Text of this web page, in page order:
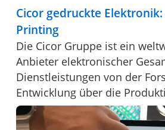
Cicor gedruckte
Printing
Die Cicor Gruppe ist ein
Anbieter elektronischer
Dienstleistungen von der
Entwicklung über die